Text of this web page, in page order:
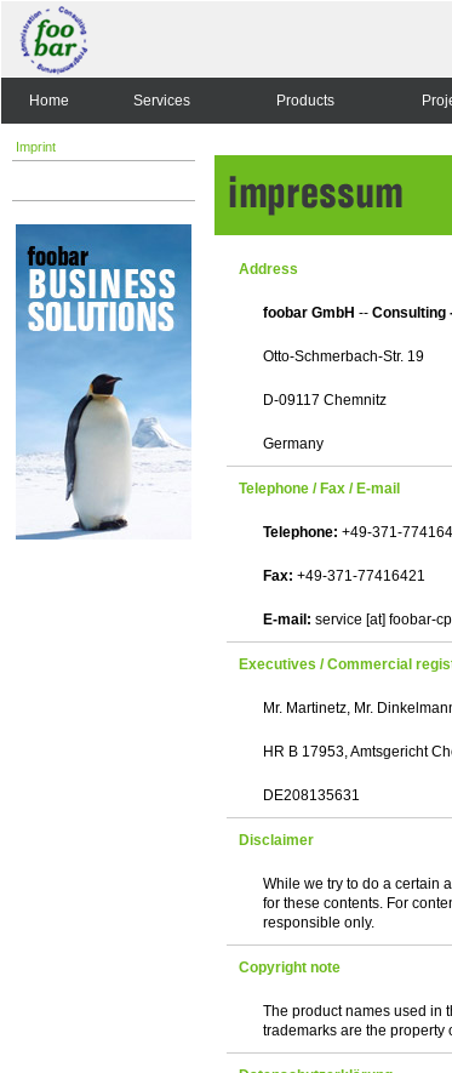
Home Services Products
Imprint
Address
foobar GmbH -- Consulting
Otto-Schmerbach-Str. 19
D-09117 Chemnitz
Germany
Telephone / Fax / E-mail
Telephone: +49-371-
Fax: +49-371-77416421
E-mail: service [at] foobar-
Executives / Commercial
Mr. Martinetz, Mr.
HR B 17953, Amtsgericht
DE208135631
Disclaimer
While we try to do a certain
for these contents. For
responsible only.
Copyright note
The product names used in
trademarks are the property